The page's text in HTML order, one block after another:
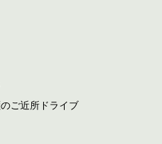
ご近所ドライブ